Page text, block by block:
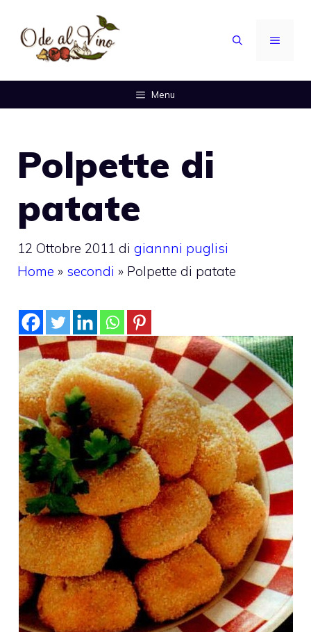
contenuto
MENU
Menu
Polpette di
patate
12 Ottobre 2011 di giannni puglisi
Home » secondi » Polpette di patate